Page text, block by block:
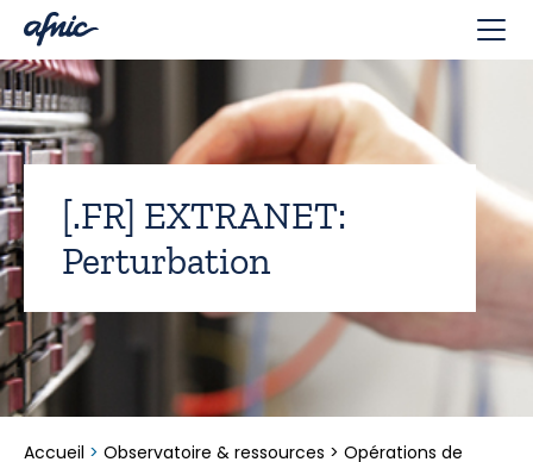
[.FR] EXTRANET:
Perturbation
Accueil > Observatoire & ressources > Opérations de
Panneau de gestion des cookies